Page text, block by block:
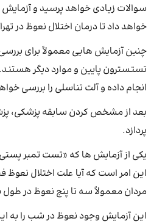
سوالات زیادی خواهد پرسید و
خواهد داد تا درمان اختلال نعوظ در
چنین آزمایش هایی معمولاً برای
تستسترون پایین و موارد دیگر
انجام داده و آلت تناسلی را بررسی
بعد از مشخص کردن سابقه پزشکی،
پردازد.
یکی از آزمایش ها که «تست تمبر
این امر است که آیا علت اختلال نعوظ
مردان معمولاً سه تا پنج نعوظ در
این آزمایش وجود نعوظ در شب را به